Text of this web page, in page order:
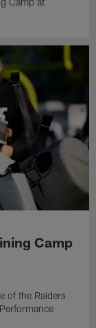
Camp
of the Raiders